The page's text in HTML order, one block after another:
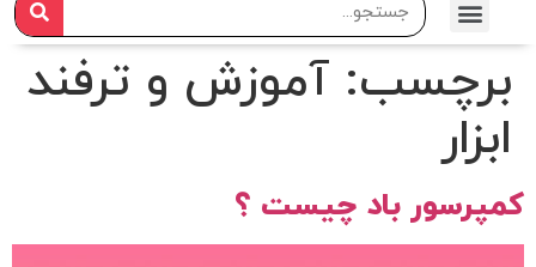
برچسب: آموزش و ترفند
ابزار
کمپرسور باد چیست ؟